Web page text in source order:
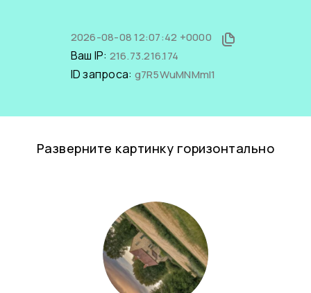
2026-08-08 12:07:42 +0000
Ваш IP: 216.73.216.174
ID запроса: g7R5WuMNMmI1
Разверните картинку горизонтально